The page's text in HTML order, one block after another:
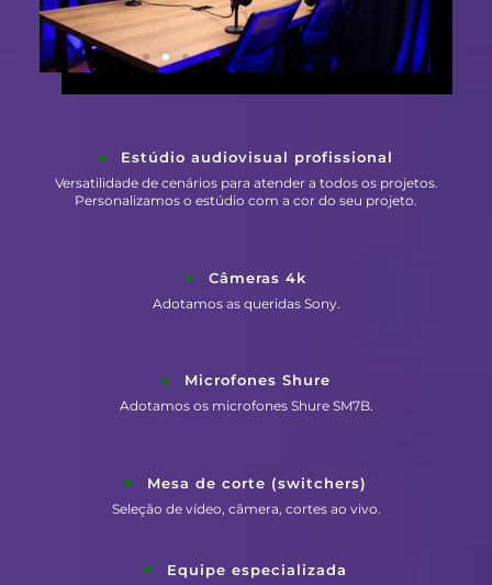
Estúdio audiovisual profissional
Versatilidade de cenários para atender a todos os projetos.
Personalizamos o estúdio com a cor do seu projeto.
Câmeras 4k
Adotamos as queridas Sony.
Microfones Shure
Adotamos os microfones Shure SM7B.
Mesa de corte (switchers)
Seleção de vídeo, câmera, cortes ao vivo.
Equipe especializada